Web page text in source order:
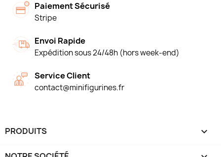
Paiement Sécurisé
Stripe
Envoi Rapide
Expédition sous 24/48h (hors week-end)
Service Client
contact@minifigurines.fr
PRODUITS 